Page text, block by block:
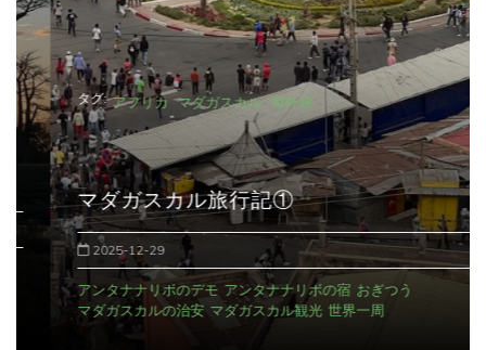
タグ: アフリカ マダガスカル 海外旅
マダガスカル旅行記①
2025-12-29
アンタナナリボのデモ アンタナナリボの宿 おぎつう
マダガスカルの治安 マダガスカル観光 世界一周